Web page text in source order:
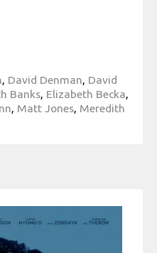
, David Denman, David
Banks, Elizabeth Becka,
, Matt Jones, Meredith